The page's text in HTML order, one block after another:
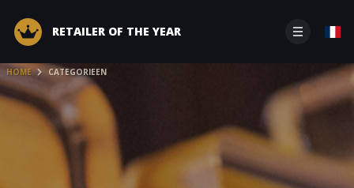
RETAILER OF THE YEAR
HOME CATEGORIEEN